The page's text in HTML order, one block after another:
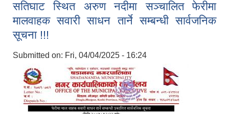
सतिघाट स्थित अरुण नदीमा सञ्चालित फेरीमा
मालवाहक सवारी साधन तार्ने सम्बन्धी सार्वजनिक
सूचना !!!
Submitted on: Fri, 04/04/2025 - 16:24